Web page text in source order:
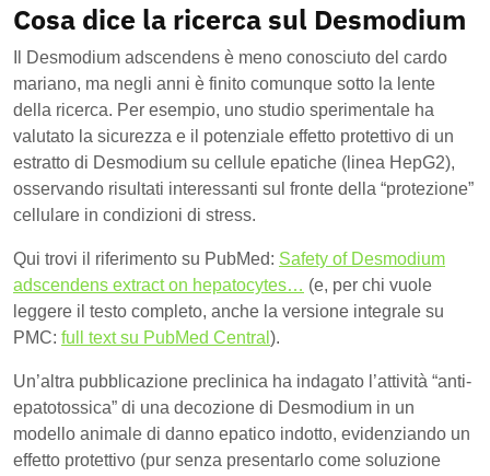
Cosa dice la ricerca sul Desmodium
Il Desmodium adscendens è meno conosciuto del cardo
mariano, ma negli anni è finito comunque sotto la lente
della ricerca. Per esempio, uno studio sperimentale ha
valutato la sicurezza e il potenziale effetto protettivo di un
estratto di Desmodium su cellule epatiche (linea HepG2),
osservando risultati interessanti sul fronte della “protezione”
cellulare in condizioni di stress.
Qui trovi il riferimento su PubMed: Safety of Desmodium
adscendens extract on hepatocytes… (e, per chi vuole
leggere il testo completo, anche la versione integrale su
PMC: full text su PubMed Central ).
Un’altra pubblicazione preclinica ha indagato l’attività “anti-
epatotossica” di una decozione di Desmodium in un
modello animale di danno epatico indotto, evidenziando un
effetto protettivo (pur senza presentarlo come soluzione